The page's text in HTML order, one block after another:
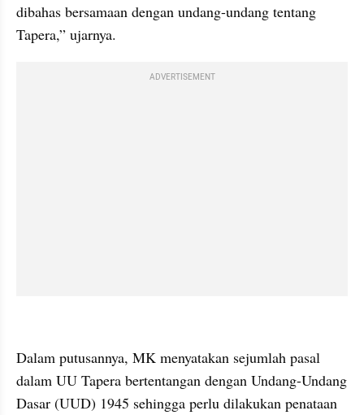
dibahas bersamaan dengan undang-undang tentang
Tapera,” ujarnya.
ADVERTISEMENT
Dalam putusannya, MK menyatakan sejumlah pasal
dalam UU Tapera bertentangan dengan Undang-Undang
Dasar (UUD) 1945 sehingga perlu dilakukan penataan